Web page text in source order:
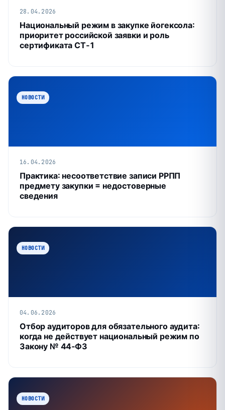
28.04.2026
Национальный режим в закупке йогексола:
приоритет российской заявки и роль
сертификата СТ‑1
НОВОСТИ
16.04.2026
Практика: несоответствие записи РРПП
предмету закупки = недостоверные
сведения
НОВОСТИ
04.06.2026
Отбор аудиторов для обязательного аудита:
когда не действует национальный режим по
Закону № 44‑ФЗ
НОВОСТИ